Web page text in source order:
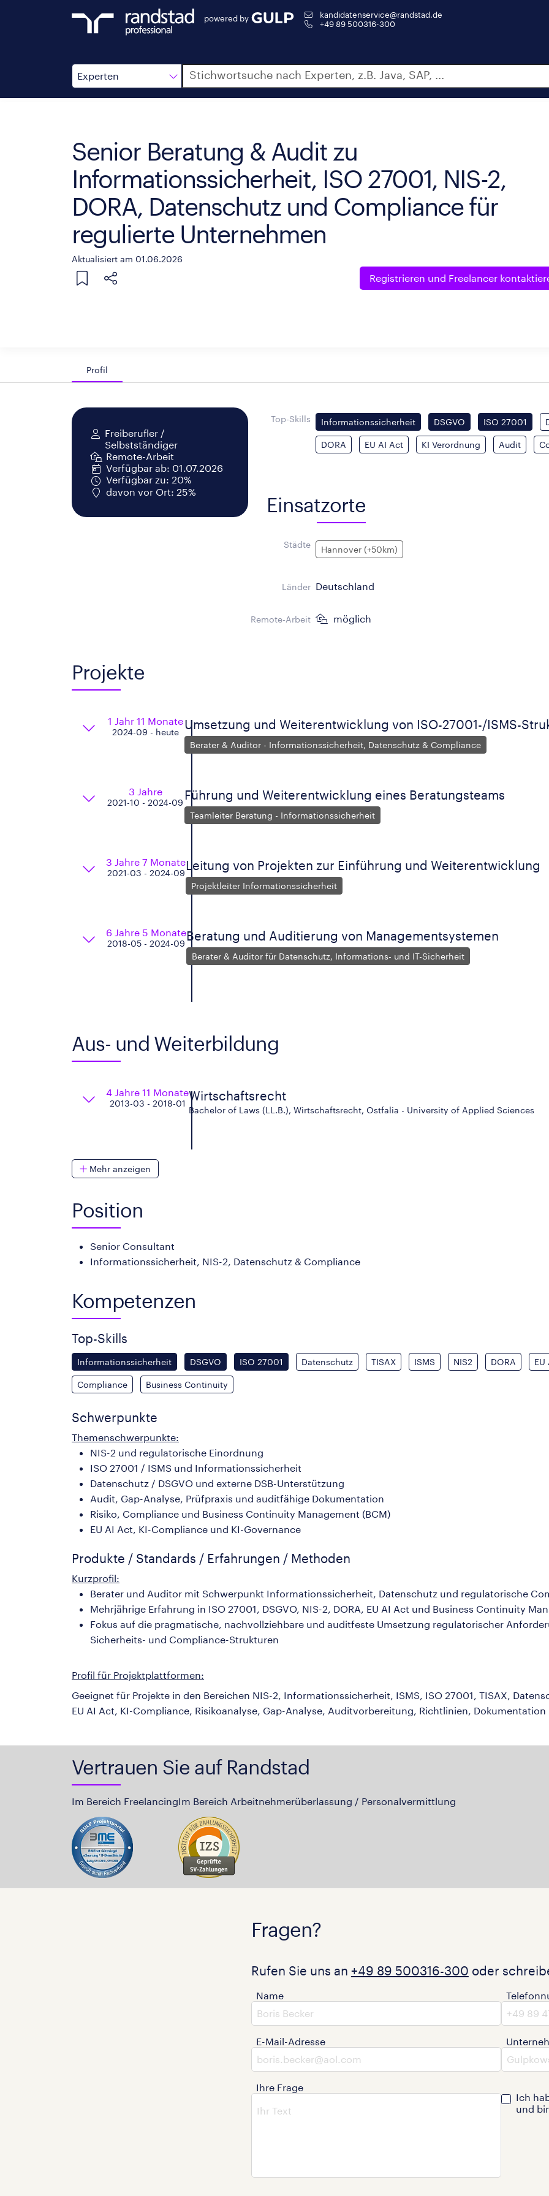
powered by
kandidatenservice@randstad.de
+49 89 500316-300
Experten
Suche
Senior Beratung & Audit zu
Informationssicherheit, ISO 27001, NIS-2,
DORA, Datenschutz und Compliance für
regulierte Unternehmen
Aktualisiert am 01.06.2026
Registrieren und Freelancer
Profil
Freiberufler /
Selbstständiger
Remote-Arbeit
Verfügbar ab: 01.07.2026
Verfügbar zu: 20%
davon vor Ort: 25%
Top-Skills Informationssicherheit DSGVO ISO 27001
DORA EU AI Act KI Verordnung Audit
Einsatzorte
Städte Hannover (+50km)
Länder Deutschland
Remote-Arbeit möglich
Projekte
1 Jahr 11 Monate
2024-09 - heute
Umsetzung und Weiterentwicklung von ISO-27001-/ISMS-
Berater & Auditor - Informationssicherheit, Datenschutz & Compliance
3 Jahre
2021-10 - 2024-09
Führung und Weiterentwicklung eines Beratungsteams
Teamleiter Beratung - Informationssicherheit
3 Jahre 7 Monate
2021-03 - 2024-09
Leitung von Projekten zur Einführung und Weiterentwicklung
Projektleiter Informationssicherheit
6 Jahre 5 Monate
2018-05 - 2024-09
Beratung und Auditierung von Managementsystemen
Berater & Auditor für Datenschutz, Informations- und IT-Sicherheit
Aus- und Weiterbildung
4 Jahre 11 Monate
2013-03 - 2018-01
Wirtschaftsrecht
Bachelor of Laws (LL.B.), Wirtschaftsrecht, Ostfalia - University of Applied Sciences
Mehr anzeigen
Position
Senior Consultant
Informationssicherheit, NIS-2, Datenschutz & Compliance
Kompetenzen
Top-Skills
Informationssicherheit DSGVO ISO 27001 Datenschutz TISAX ISMS NIS2 DORA EU
Compliance Business Continuity
Schwerpunkte
Themenschwerpunkte:
NIS-2 und regulatorische Einordnung
ISO 27001 / ISMS und Informationssicherheit
Datenschutz / DSGVO und externe DSB-Unterstützung
Audit, Gap-Analyse, Prüfpraxis und auditfähige Dokumentation
Risiko, Compliance und Business Continuity Management (BCM)
EU AI Act, KI-Compliance und KI-Governance
Produkte / Standards / Erfahrungen / Methoden
Kurzprofil:
Berater und Auditor mit Schwerpunkt Informationssicherheit, Datenschutz und regulatorische
Mehrjährige Erfahrung in ISO 27001, DSGVO, NIS-2, DORA, EU AI Act und Business Continuity
Fokus auf die pragmatische, nachvollziehbare und auditfeste Umsetzung regulatorischer
Sicherheits- und Compliance-Strukturen
Profil für Projektplattformen:
Geeignet für Projekte in den Bereichen NIS-2, Informationssicherheit, ISMS, ISO 27001, TISAX,
EU AI Act, KI-Compliance, Risikoanalyse, Gap-Analyse, Auditvorbereitung, Richtlinien,
Vertrauen Sie auf Randstad
Im Bereich FreelancingIm Bereich Arbeitnehmerüberlassung / Personalvermittlung
Fragen?
Rufen Sie uns an +49 89 500316-300 oder
Name
E-Mail-Adresse
Ihre Frage
Ich
und